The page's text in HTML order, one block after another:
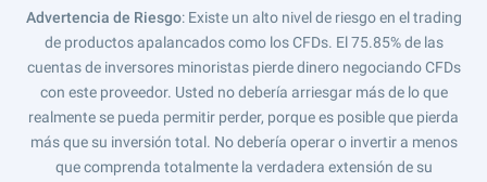
Advertencia de Riesgo: Existe un alto nivel de riesgo en el trading
de productos apalancados como los CFDs. El 75.85% de las
cuentas de inversores minoristas pierde dinero negociando CFDs
con este proveedor. Usted no debería arriesgar más de lo que
realmente se pueda permitir perder, porque es posible que pierda
más que su inversión total. No debería operar o invertir a menos
que comprenda totalmente la verdadera extensión de su